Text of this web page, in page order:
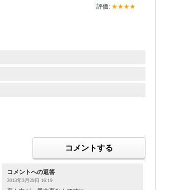
評価: ★★★★
コメントする
コメントへの返答
2013年3月29日 16:19